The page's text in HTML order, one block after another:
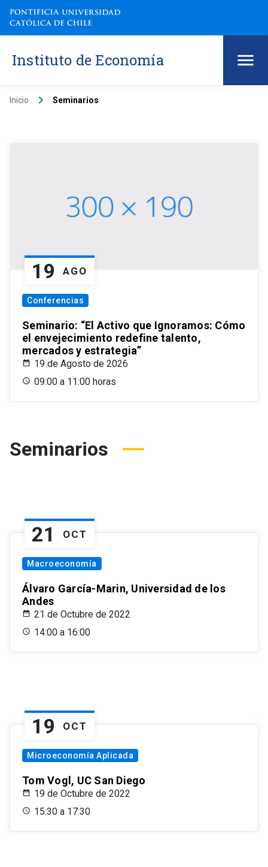
Instituto de Economía
Inicio keyboard_arrow_right Seminarios
19 AGO
Conferencias
Seminario: “El Activo que Ignoramos: Cómo
el envejecimiento redefine talento,
mercados y estrategia”
19 de Agosto de 2026
09:00 a 11:00 horas
Seminarios
21 OCT
Macroeconomía
Álvaro García-Marin, Universidad de los
Andes
21 de Octubre de 2022
14:00 a 16:00
19 OCT
Microeconomía Aplicada
Tom Vogl, UC San Diego
19 de Octubre de 2022
15:30 a 17:30